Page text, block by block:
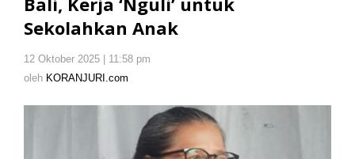
Bali,
Kerja
Sekolahkan Anak
12 Oktober 2025 | 11:58 pm
oleh KORANJURI.com